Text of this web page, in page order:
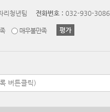
리청년팀 전화번호 : 032-930-3086
매우불만족